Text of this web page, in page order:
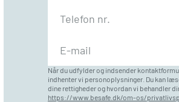
Når du udfylder og indsender
indhenter vi personoplysninger. Du kan
dine rettigheder og hvordan vi behandler
https://www.besafe.dk/om-os/